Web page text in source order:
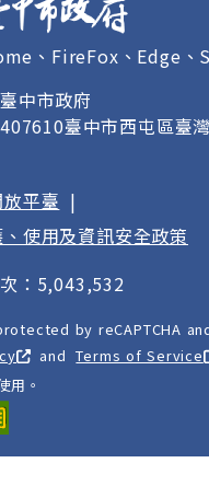
、FireFox、Edge、
中市政府
臺中市西屯區臺
平臺 |
使用及資訊安全政策
：5,043,532
by reCAPTCHA
and Terms of Service
用。